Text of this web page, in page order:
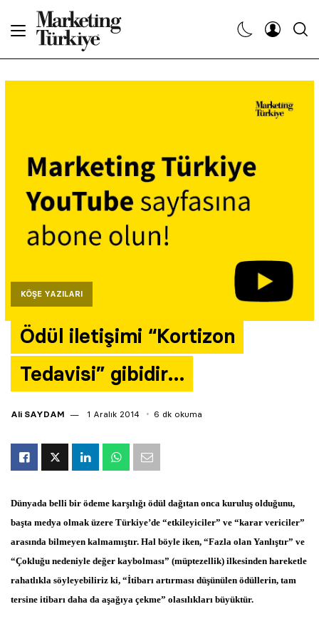
KÖŞE YAZILARI
Ödül iletişimi “Kortizon
Tedavisi” gibidir…
Ali SAYDAM 1 Aralık 2014 6 dk okuma
Dünyada belli bir ödeme karşılığı ödül dağıtan onca kuruluş olduğunu,
başta medya olmak üzere Türkiye’de “etkileyiciler” ve “karar vericiler”
arasında bilmeyen kalmamıştır. Hal böyle iken, “Fazla olan Yanlıştır” ve
“Çokluğu nedeniyle değer kaybolması” (müptezellik) ilkesinden hareketle
rahatlıkla söyleyebiliriz ki, “İtibarı artırması düşünülen ödüllerin, tam
tersine itibarı daha da aşağıya çekme” olasılıkları büyüktür.
Dergiler
Etkinlikler
Kariyer
Yazarlar
Araştırma